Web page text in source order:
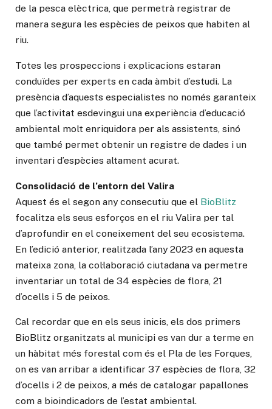
de la pesca elèctrica, que permetrà registrar de
manera segura les espècies de peixos que habiten al
riu.
Totes les prospeccions i explicacions estaran
conduïdes per experts en cada àmbit d’estudi. La
presència d’aquests especialistes no només garanteix
que l’activitat esdevingui una experiència d’educació
ambiental molt enriquidora per als assistents, sinó
que també permet obtenir un registre de dades i un
inventari d’espècies altament acurat.
Consolidació de l’entorn del Valira
Aquest és el segon any consecutiu que el BioBlitz
focalitza els seus esforços en el riu Valira per tal
d’aprofundir en el coneixement del seu ecosistema.
En l’edició anterior, realitzada l’any 2023 en aquesta
mateixa zona, la col·laboració ciutadana va permetre
inventariar un total de 34 espècies de flora, 21
d’ocells i 5 de peixos.
Cal recordar que en els seus inicis, els dos primers
BioBlitz organitzats al municipi es van dur a terme en
un hàbitat més forestal com és el Pla de les Forques,
on es van arribar a identificar 37 espècies de flora, 32
d’ocells i 2 de peixos, a més de catalogar papallones
com a bioindicadors de l’estat ambiental.